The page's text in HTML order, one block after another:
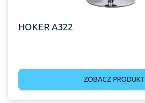
HOKER A322
ZOBACZ PRODUKT